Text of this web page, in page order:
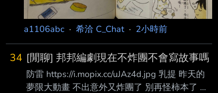
a1106abc · 希洽 C_Chat· 2小時前
34 [閒聊] 邦邦編劇現在不炸團不會寫故事嗎
防雷 https://i.mopix.cc/uJAz4d.jpg 乳提 昨天的
夢限大動畫 不出意外又炸團了 別再怪柿本了 根